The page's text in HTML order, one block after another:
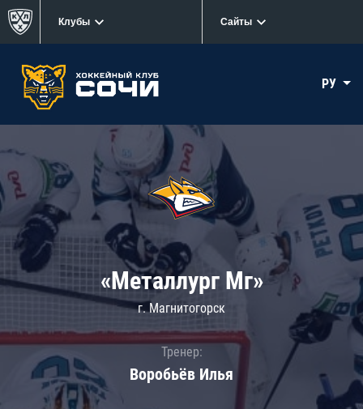
Клубы Сайты
РУ
«Металлург Мг»
г. Магнитогорск
Тренер:
Воробьёв Илья